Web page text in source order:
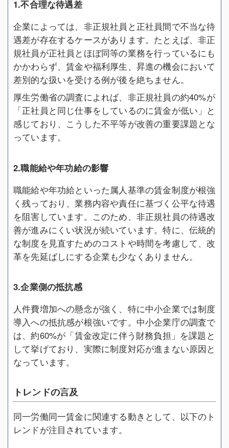
1.不合理な待遇差
企業によっては、非正規社員と正社員間で不当な待
遇差が存在するケースがあります。たとえば、非正
規社員が正社員とほぼ同等の業務を行っているにも
かかわらず、賃金や福利厚生、昇進の機会において
差別的な扱いを受ける例が後を絶ちません。
厚生労働省の調査によれば、非正規社員の約40%が
「正社員と同じ仕事をしているのに賃金が低い」と
感じており、こうした不平等が改善の重要課題とな
っています。
2.職能給や年功給の影響
職能給や年功給といった属人基準の賃金制度が根強
く残っており、業務内容や責任に基づく公平な待遇
を阻害しています。このため、非正規社員の待遇改
善が進みにくい状況が続いています。特に、伝統的
な制度を見直すためのコストや時間を考慮して、改
革を先延ばしにする企業も少なくありません。
3.企業側の抵抗感
人件費増加への懸念が強く、特に中小企業では制度
導入への抵抗感が根強いです。中小企業庁の調査で
は、約60%が「賃金改定に伴う財務負担」を課題と
して挙げており、実際に制度対応が進まない原因と
なっています。
トレンドの言及
同一労働同一賃金に関連する動きとして、以下のト
レンドが注目されています。